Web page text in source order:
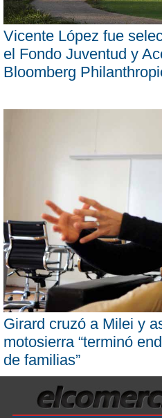
Vicente López fue
el Fondo Juventud y
Bloomberg
Girard cruzó a Milei y
motosierra “terminó
de familias”